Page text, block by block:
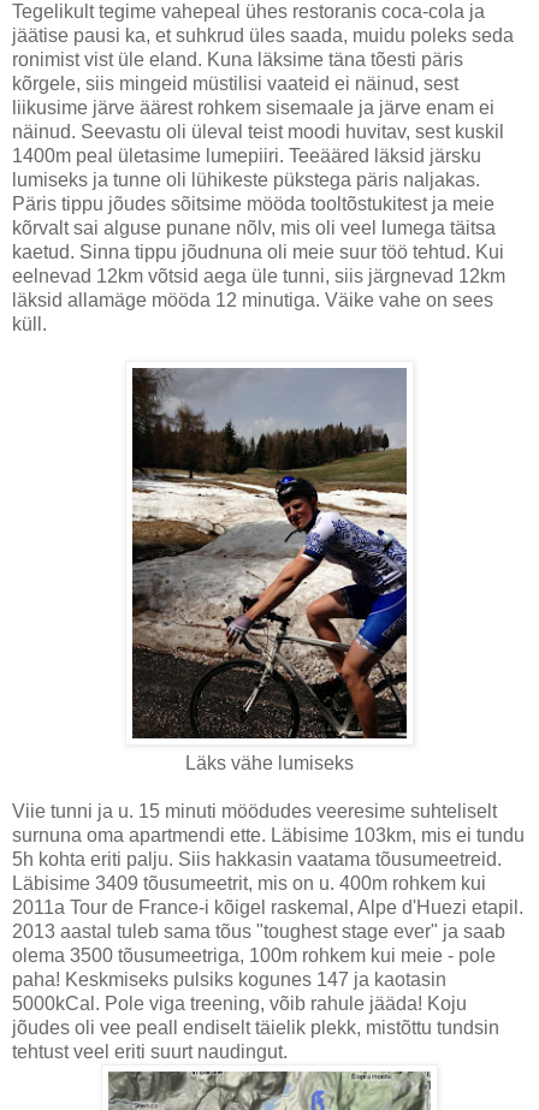
Tegelikult tegime vahepeal ühes restoranis coca-cola ja
jäätise pausi ka, et suhkrud üles saada, muidu poleks seda
ronimist vist üle eland. Kuna läksime täna tõesti päris
kõrgele, siis mingeid müstilisi vaateid ei näinud, sest
liikusime järve äärest rohkem sisemaale ja järve enam ei
näinud. Seevastu oli üleval teist moodi huvitav, sest kuskil
1400m peal ületasime lumepiiri. Teeääred läksid järsku
lumiseks ja tunne oli lühikeste pükstega päris naljakas.
Päris tippu jõudes sõitsime mööda tooltõstukitest ja meie
kõrvalt sai alguse punane nõlv, mis oli veel lumega täitsa
kaetud. Sinna tippu jõudnuna oli meie suur töö tehtud. Kui
eelnevad 12km võtsid aega üle tunni, siis järgnevad 12km
läksid allamäge mööda 12 minutiga. Väike vahe on sees
küll.
Läks vähe lumiseks
Viie tunni ja u. 15 minuti möödudes veeresime suhteliselt
surnuna oma apartmendi ette. Läbisime 103km, mis ei tundu
5h kohta eriti palju. Siis hakkasin vaatama tõusumeetreid.
Läbisime 3409 tõusumeetrit, mis on u. 400m rohkem kui
2011a Tour de France-i kõigel raskemal, Alpe d'Huezi etapil.
2013 aastal tuleb sama tõus "toughest stage ever" ja saab
olema 3500 tõusumeetriga, 100m rohkem kui meie - pole
paha! Keskmiseks pulsiks kogunes 147 ja kaotasin
5000kCal. Pole viga treening, võib rahule jääda! Koju
jõudes oli vee peall endiselt täielik plekk, mistõttu tundsin
tehtust veel eriti suurt naudingut.